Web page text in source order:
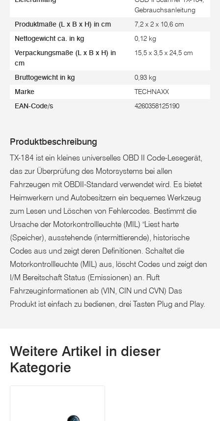
Gebrauchsanleitung
Produktmaße (L x B x H) in cm 7,2 x 2 x 10,6 cm
Nettogewicht ca. in kg 0,12 kg
Verpackungsmaße (L x B x H) in
cm
15,5 x 3,5 x 24,5 cm
Bruttogewicht in kg 0,93 kg
Marke TECHNAXX
EAN-Code/s 4260358125190
Produktbeschreibung
TX-184 ist ein kleines universelles OBD II Code-Lesegerät,
das zur Überprüfung des Motorsystems bei allen
Fahrzeugen mit OBDII-Standard verwendet wird. Es bietet
Heimwerkern und Autobesitzern ein bequemes Werkzeug
zum Lesen und Löschen von Fehlercodes. Bestimmt die
Ursache der Motorkontrollleuchte (MIL) "Liest harte
(Speicher), ausstehende (intermittierende), historische
Codes aus und zeigt deren Definitionen. Schaltet die
Motorkontrollleuchte (MIL) aus, löscht Codes und zeigt den
I/M Bereitschaft Status (Emissionen) an. Ruft
Fahrzeuginformationen ab (VIN, CIN und CVN) Das
Produkt ist einfach zu bedienen, drei Tasten Plug and Play.
Weitere Artikel in dieser
Kategorie